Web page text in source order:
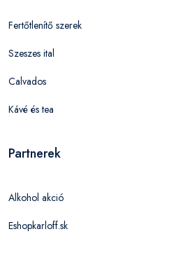
Fertőtlenítő szerek
Szeszes ital
Calvados
Kávé és tea
Partnerek
Alkohol akció
Eshopkarloff.sk